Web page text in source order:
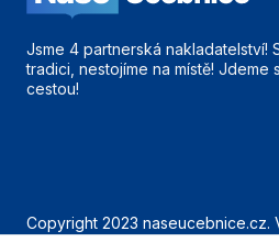
Jsme 4 partnerská nakladatelství!
tradici, nestojíme na místě! Jdeme
cestou!
Copyright 2023 naseucebnice.cz.